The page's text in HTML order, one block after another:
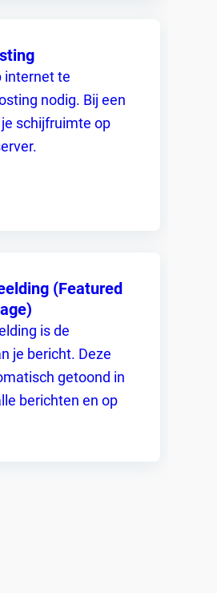
internet te
nodig. Bij een
schijfruimte op
(Featured
is de
je bericht. Deze
getoond in
berichten en op